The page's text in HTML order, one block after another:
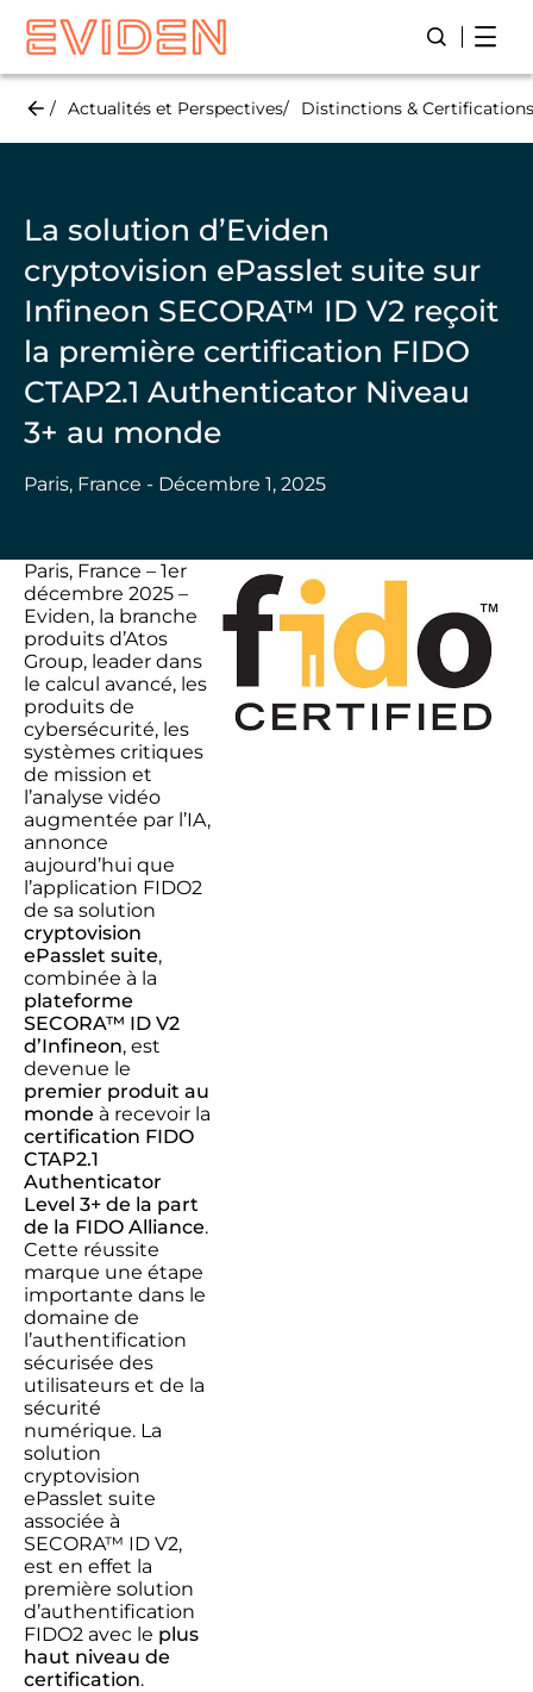
Skip
main
Lancer/
Actualités et Perspectives Distinctions & Certifications
La solution d’Eviden
cryptovision ePasslet suite sur
Infineon SECORA™ ID V2 reçoit
la première certification FIDO
CTAP2.1 Authenticator Niveau
3+ au monde
Paris, France - Décembre 1, 2025
Paris, France – 1er
décembre 2025 –
Eviden, la branche
produits d’Atos
Group, leader dans
le calcul avancé, les
produits de
cybersécurité, les
systèmes critiques
de mission et
l’analyse vidéo
augmentée par l’IA,
annonce
aujourd’hui que
l’application FIDO2
de sa solution
cryptovision
ePasslet suite,
combinée à la
plateforme
SECORA™ ID V2
d’Infineon, est
devenue le
premier produit au
monde à recevoir la
certification FIDO
CTAP2.1
Authenticator
Level 3+ de la part
de la FIDO Alliance.
Cette réussite
marque une étape
importante dans le
domaine de
l’authentification
sécurisée des
utilisateurs et de la
sécurité
numérique. La
solution
cryptovision
ePasslet suite
associée à
SECORA™ ID V2,
est en effet la
première solution
d’authentification
FIDO2 avec le plus
haut niveau de
certification.